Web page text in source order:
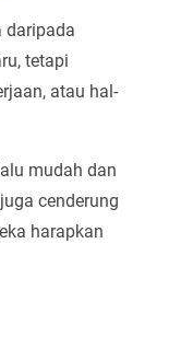
daripada
tetapi
atau hal-
mudah dan
cenderung
harapkan